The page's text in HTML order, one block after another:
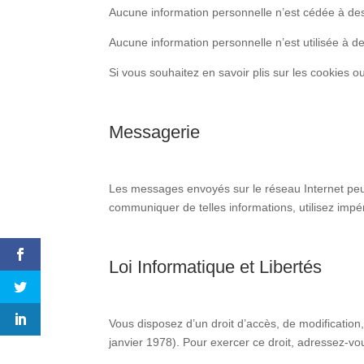
Aucune information personnelle n’est cédée à
Aucune information personnelle n’est utilisée à
Si vous souhaitez en savoir plis sur les cookies
Messagerie
Les messages envoyés sur le réseau Internet
communiquer de telles informations, utilisez
Loi Informatique et Libertés
Vous disposez d’un droit d’accès, de
janvier 1978). Pour exercer ce droit, adressez-